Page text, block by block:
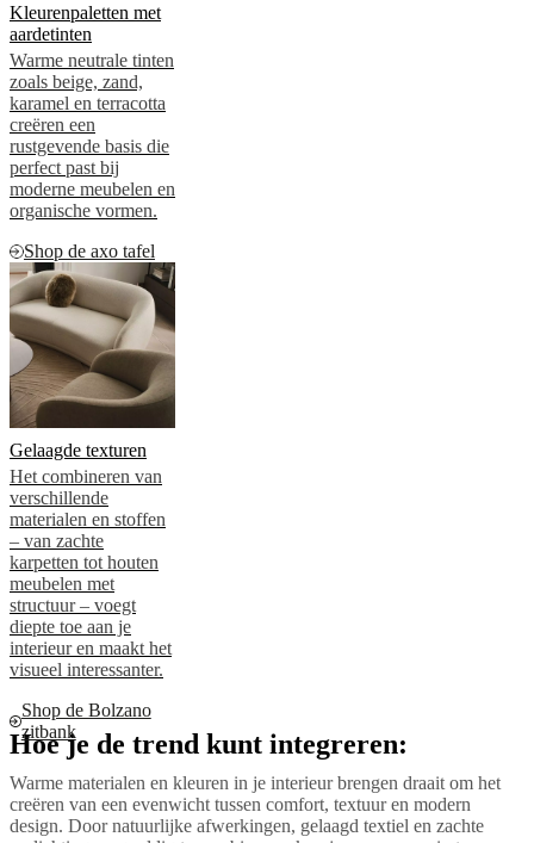
Kleurenpaletten met
aardetinten
Warme neutrale tinten
zoals beige, zand,
karamel en terracotta
creëren een
rustgevende basis die
perfect past bij
moderne meubelen en
organische vormen.
Shop de axo tafel
Gelaagde texturen
Het combineren van
verschillende
materialen en stoffen
– van zachte
karpetten tot houten
meubelen met
structuur – voegt
diepte toe aan je
interieur en maakt het
visueel interessanter.
Shop de Bolzano
zitbank
Hoe je de trend kunt integreren:
Warme materialen en kleuren in je interieur brengen draait om het
creëren van een evenwicht tussen comfort, textuur en modern
design. Door natuurlijke afwerkingen, gelaagd textiel en zachte